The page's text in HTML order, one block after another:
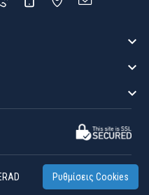



Ρυθμίσεις Cookies